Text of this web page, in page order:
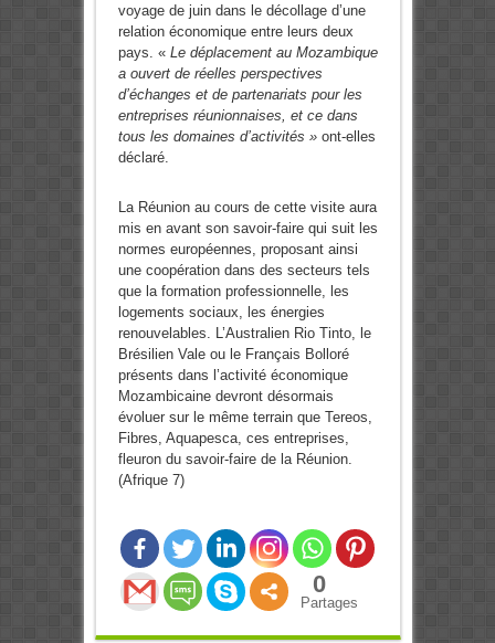
voyage de juin dans le décollage d’une
relation économique entre leurs deux
pays. « Le déplacement au Mozam­bique
a ouvert de réelles perspectives
d’échanges et de partenariats pour les
entreprises réunionnaises, et ce dans
tous les domaines d’activités »ont-elles
déclaré.
La Réunion au cours de cette visite aura
mis en avant son savoir-faire qui suit les
normes européennes, proposant ainsi
une coopération dans des secteurs tels
que la formation professionnelle, les
logements sociaux, les énergies
renouvelables. L’Australien Rio Tinto, le
Brésilien Vale ou le Français Bolloré
présents dans l’activité économique
Mozambicaine devront désormais
évoluer sur le même terrain que Tereos,
Fibres, Aquapesca, ces entreprises,
fleuron du savoir-faire de la Réunion.
(Afrique 7)
0
Partages